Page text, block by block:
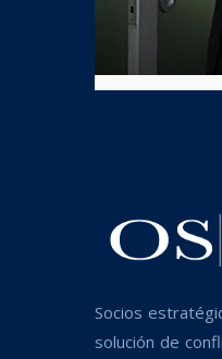
Socios
solución de